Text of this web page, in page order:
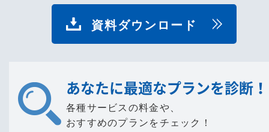
資料ダウンロード
あなたに最適なプランを診断！
各種サービスの料金や、
おすすめのプランをチェック！